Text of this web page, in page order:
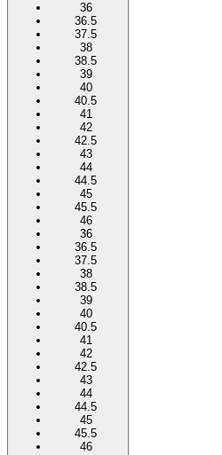
36
36.5
37.5
38
38.5
39
40
40.5
41
42
42.5
43
44
44.5
45
45.5
46
36
36.5
37.5
38
38.5
39
40
40.5
41
42
42.5
43
44
44.5
45
45.5
46